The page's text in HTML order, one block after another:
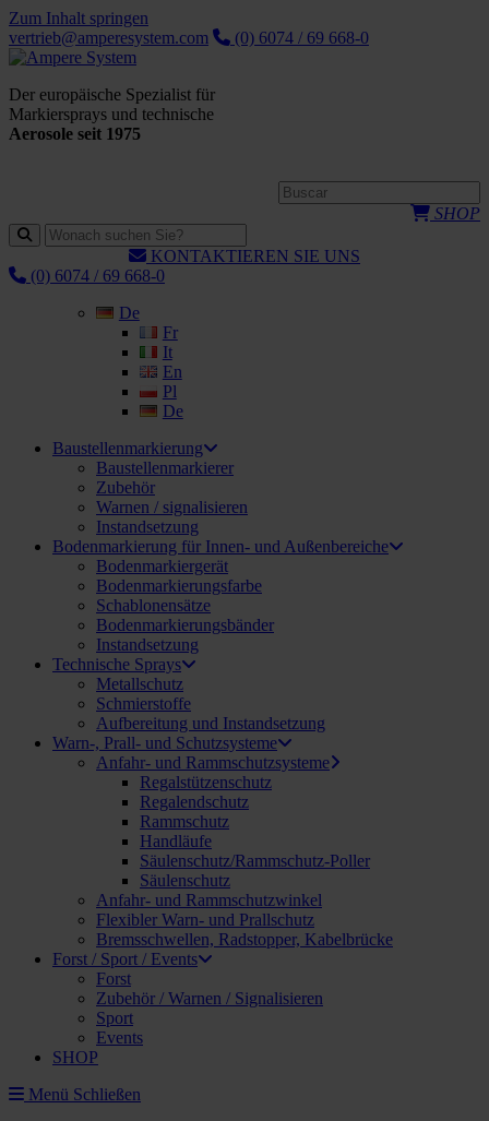
Zum Inhalt springen
vertrieb@amperesystem.com
(0) 6074 / 69 668-0
Der europäische Spezialist für
Markiersprays und technische
Aerosole seit 1975
SHOP
KONTAKTIEREN SIE UNS
(0) 6074 / 69 668-0
De
Fr
It
En
Pl
De
Baustellenmarkierung
Baustellenmarkierer
Zubehör
Warnen / signalisieren
Instandsetzung
Bodenmarkierung für Innen- und Außenbereiche
Bodenmarkiergerät
Bodenmarkierungsfarbe
Schablonensätze
Bodenmarkierungsbänder
Instandsetzung
Technische Sprays
Metallschutz
Schmierstoffe
Aufbereitung und Instandsetzung
Warn-, Prall- und Schutzsysteme
Anfahr- und Rammschutzsysteme
Regalstützenschutz
Regalendschutz
Rammschutz
Handläufe
Säulenschutz/Rammschutz-Poller
Säulenschutz
Anfahr- und Rammschutzwinkel
Flexibler Warn- und Prallschutz
Bremsschwellen, Radstopper, Kabelbrücke
Forst / Sport / Events
Forst
Zubehör / Warnen / Signalisieren
Sport
Events
SHOP
Menü Schließen